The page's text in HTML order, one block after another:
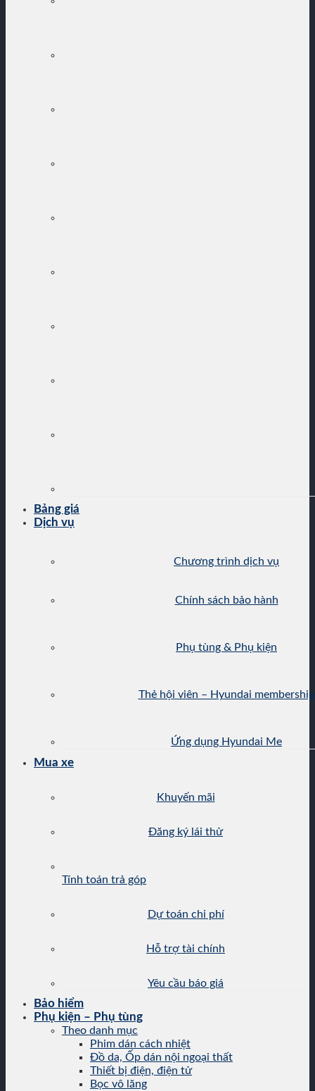
Bảng giá
Dịch vụ
Chương trình dịch vụ
Chính sách bảo hành
Phụ tùng & Phụ kiện
Thẻ hội viên – Hyundai membership
Ứng dụng Hyundai Me
Mua xe
Khuyến mãi
Đăng ký lái thử
Tính toán trả góp
Dự toán chi phí
Hỗ trợ tài chính
Yêu cầu báo giá
Bảo hiểm
Phụ kiện – Phụ tùng
Theo danh mục
Phim dán cách nhiệt
Đồ da, Ốp dán nội ngoại thất
Thiết bị điện, điện tử
Bọc vô lăng